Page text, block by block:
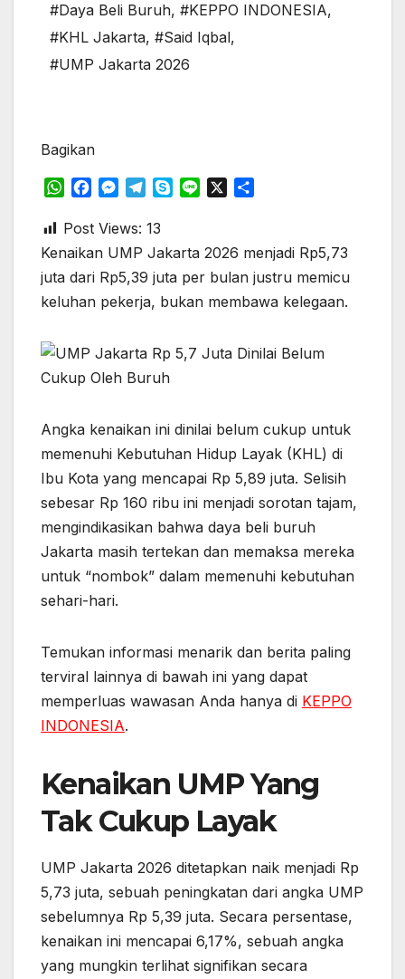
#Daya Beli Buruh, #KEPPO INDONESIA,
#KHL Jakarta, #Said Iqbal,
#UMP Jakarta 2026
Bagikan
W
a
t
A
p
c
e
b
o
o
M
s
s
e
n
g
r
T
l
e
g
r
a
S
p
e
r
e
Post Views: 13
Kenaikan UMP Jakarta 2026 menjadi Rp5,73
juta dari Rp5,39 juta per bulan justru memicu
keluhan pekerja, bukan membawa kelegaan.
Angka kenaikan ini dinilai belum cukup untuk
memenuhi Kebutuhan Hidup Layak (KHL) di
Ibu Kota yang mencapai Rp 5,89 juta. Selisih
sebesar Rp 160 ribu ini menjadi sorotan tajam,
mengindikasikan bahwa daya beli buruh
Jakarta masih tertekan dan memaksa mereka
untuk “nombok” dalam memenuhi kebutuhan
sehari-hari.
Temukan informasi menarik dan berita paling
terviral lainnya di bawah ini yang dapat
memperluas wawasan Anda hanya di KEPPO
INDONESIA.
Kenaikan UMP Yang
Tak Cukup Layak
UMP Jakarta 2026 ditetapkan naik menjadi Rp
5,73 juta, sebuah peningkatan dari angka UMP
sebelumnya Rp 5,39 juta. Secara persentase,
kenaikan ini mencapai 6,17%, sebuah angka
yang mungkin terlihat signifikan secara